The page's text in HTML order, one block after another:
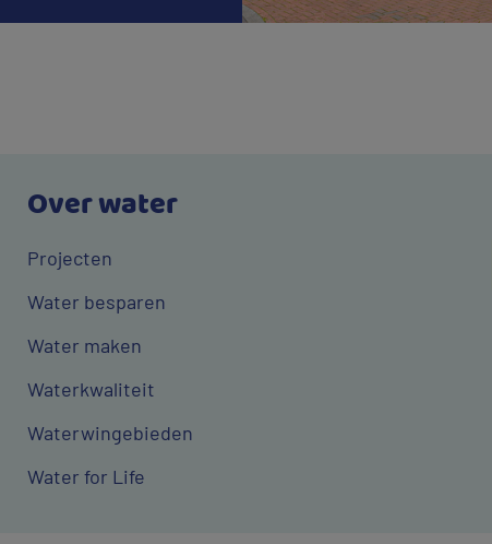
Over water
Projecten
Water besparen
Water maken
Waterkwaliteit
Waterwingebieden
Water for Life